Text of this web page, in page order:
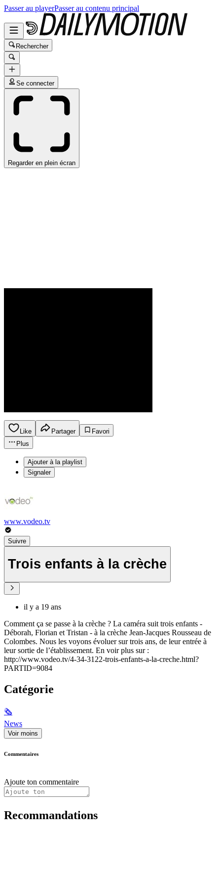
Passer au playerPasser au contenu principal
Rechercher
Se connecter
Regarder en plein écran
Like Partager
Favori
Plus
Ajouter à la playlist
Signaler
www.vodeo.tv
Suivre
Trois enfants à la crèche
il y a 19 ans
Comment ça se passe à la crèche ? La caméra suit trois enfants -
Déborah, Florian et Tristan - à la crèche Jean-Jacques Rousseau de
Colombes. Nous les voyons évoluer sur trois ans, de leur entrée à
leur sortie de l’établissement. En voir plus sur :
http://www.vodeo.tv/4-34-3122-trois-enfants-a-la-creche.html?
PARTID=9084
Catégorie
🗞
News
Voir moins
Commentaires
Ajoute ton commentaire
Recommandations